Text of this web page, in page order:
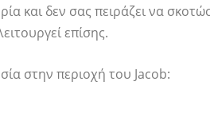
και δεν σας πειράζει να
επίσης.
στην περιοχή του Jacob: